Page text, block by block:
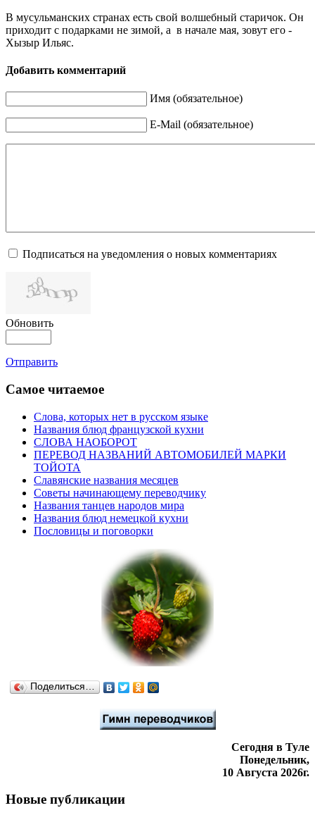
В мусульманских странах есть свой волшебный старичок. Он
приходит с подарками не зимой, а в начале мая, зовут его -
Хызыр Ильяс.
Добавить комментарий
Имя (обязательное)
E-Mail (обязательное)
Подписаться на уведомления о новых комментариях
Обновить
Отправить
Самое читаемое
Слова, которых нет в русском языке
Названия блюд французской кухни
СЛОВА НАОБОРОТ
ПЕРЕВОД НАЗВАНИЙ АВТОМОБИЛЕЙ МАРКИ
ТОЙОТА
Славянские названия месяцев
Советы начинающему переводчику
Названия танцев народов мира
Названия блюд немецкой кухни
Пословицы и поговорки
Поделиться…
Сегодня в Туле
Понедельник,
10 Августа 2026г.
Новые публикации